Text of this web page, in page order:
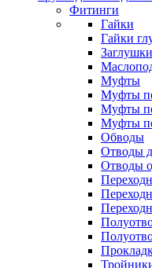
Фитинги
Гайки
Гайки
Заглушки
Муфты
Муфты
Муфты
Муфты
Обводы
Отводы
Отводы